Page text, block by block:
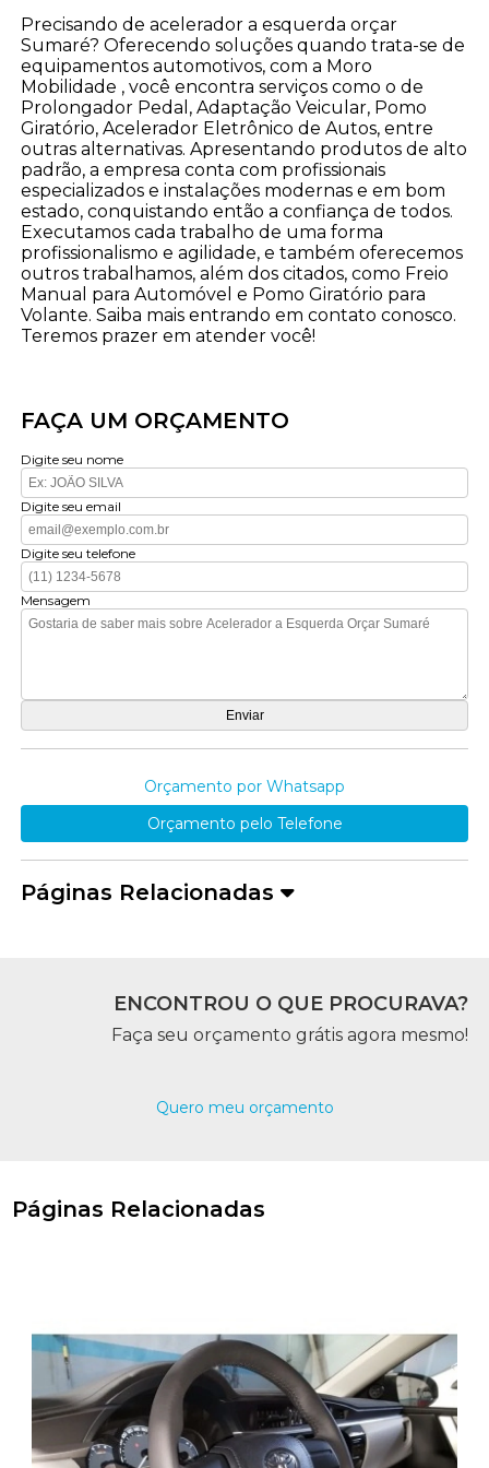
Precisando de acelerador a esquerda orçar
Sumaré? Oferecendo soluções quando trata-se de
equipamentos automotivos, com a Moro
Mobilidade , você encontra serviços como o de
Prolongador Pedal, Adaptação Veicular, Pomo
Giratório, Acelerador Eletrônico de Autos, entre
outras alternativas. Apresentando produtos de alto
padrão, a empresa conta com profissionais
especializados e instalações modernas e em bom
estado, conquistando então a confiança de todos.
Executamos cada trabalho de uma forma
profissionalismo e agilidade, e também oferecemos
outros trabalhamos, além dos citados, como Freio
Manual para Automóvel e Pomo Giratório para
Volante. Saiba mais entrando em contato conosco.
Teremos prazer em atender você!
FAÇA UM ORÇAMENTO
Digite seu nome
Digite seu email
Digite seu telefone
Mensagem
Orçamento por Whatsapp
Orçamento pelo Telefone
Páginas Relacionadas
ENCONTROU O QUE PROCURAVA?
Faça seu orçamento grátis agora mesmo!
Quero meu orçamento
Páginas Relacionadas